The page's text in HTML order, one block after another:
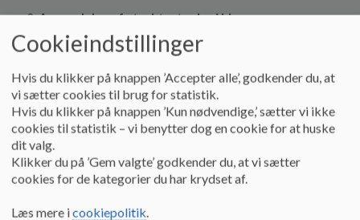
Anvendelse af strukturtavler i klasserne
Skolens inklusionsvejleder Pernille Larsen kommer og
Opsamling fra fællesmødet med skolebestyrelsen
ved Sulsted Skole ved Remi
Remi orienterede om, hvilke emner der blev bragt op
ved fællesmødet.
Cookieindstillinger
Hvis du klikker på knappen ’Accepter alle’, godkender du, at
vi sætter cookies til brug for statistik.
Hvis du klikker på knappen ’Kun nødvendige,’ sætter vi ikke
cookies til statistik – vi benytter dog en cookie for at huske
dit valg.
Klikker du på ’Gem valgte’ godkender du, at vi sætter
cookies for de kategorier du har krydset af.
Læs mere icookiepolitik.